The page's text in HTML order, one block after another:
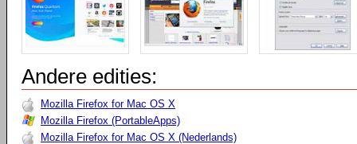
Andere edities:
Mozilla Firefox for Mac OS X
Mozilla Firefox (PortableApps)
Mozilla Firefox for Mac OS X (Nederlands)